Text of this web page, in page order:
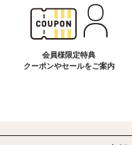
会員様限定特典
クーポンやセールをご案内